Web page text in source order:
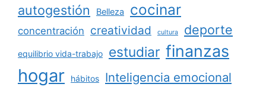
autogestión Belleza cocinar
concentración creatividad cultura deporte
equilibrio vida-trabajo estudiar finanzas
hogar hábitos Inteligencia emocional